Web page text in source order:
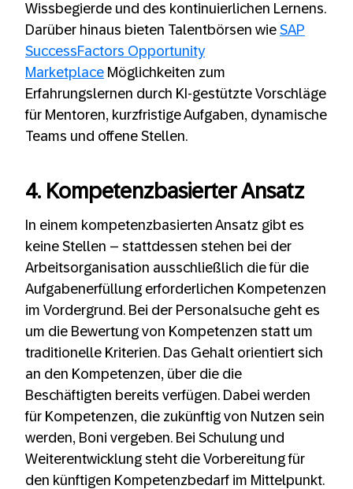
Wissbegierde und des kontinuierlichen Lernens.
Darüber hinaus bieten Talentbörsen wie SAP
SuccessFactors Opportunity
Marketplace Möglichkeiten zum
Erfahrungslernen durch KI-gestützte Vorschläge
für Mentoren, kurzfristige Aufgaben, dynamische
Teams und offene Stellen.
4. Kompetenzbasierter Ansatz
In einem kompetenzbasierten Ansatz gibt es
keine Stellen – stattdessen stehen bei der
Arbeitsorganisation ausschließlich die für die
Aufgabenerfüllung erforderlichen Kompetenzen
im Vordergrund. Bei der Personalsuche geht es
um die Bewertung von Kompetenzen statt um
traditionelle Kriterien. Das Gehalt orientiert sich
an den Kompetenzen, über die die
Beschäftigten bereits verfügen. Dabei werden
für Kompetenzen, die zukünftig von Nutzen sein
werden, Boni vergeben. Bei Schulung und
Weiterentwicklung steht die Vorbereitung für
den künftigen Kompetenzbedarf im Mittelpunkt.